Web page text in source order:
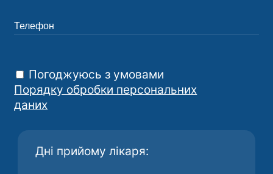
Gynaecological Oncologist, European
Accreditation Council for Continuing Medical
Дні прийому лікаря:
Погоджуюсь з умовами
Порядку обробки персональних
даних